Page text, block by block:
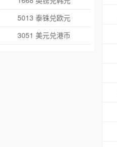
5013 泰铢兑欧元
3051 美元兑港币